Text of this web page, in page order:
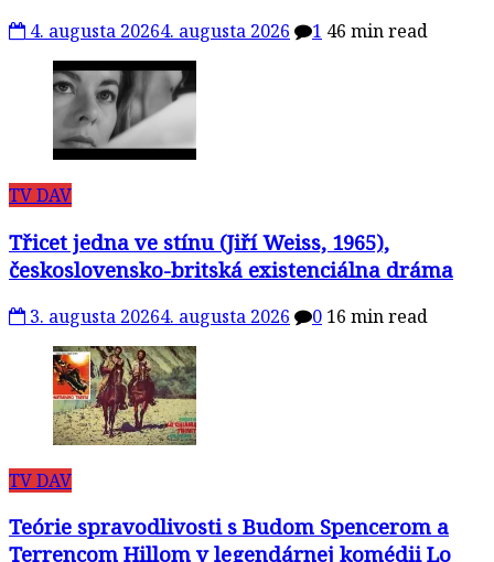
4. augusta 20264. augusta 2026 1 46 min read
TV DAV
Třicet jedna ve stínu (Jiří Weiss, 1965),
československo-britská existenciálna dráma
3. augusta 20264. augusta 2026 0 16 min read
TV DAV
Teórie spravodlivosti s Budom Spencerom a
Terrencom Hillom v legendárnej komédii Lo